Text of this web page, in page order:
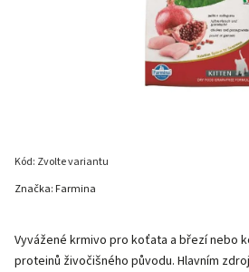
Kód: Zvolte variantu
Vyvážené krmivo pro koťata a březí nebo
proteinů živočišného původu. Hlavním
Značka: Farmina